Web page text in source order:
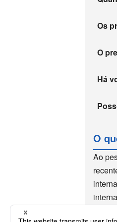
Os
O
Há
O
Ao